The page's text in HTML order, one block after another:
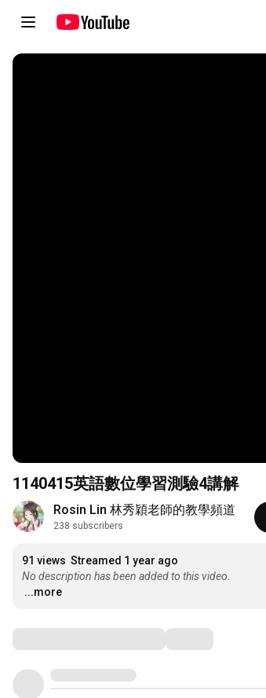
1140415英語數位學習測驗4講解
Rosin Lin 林秀穎老師的教學頻道
238 subscribers
91 views Streamed 1 year ago
No description has been added to this video.
...more